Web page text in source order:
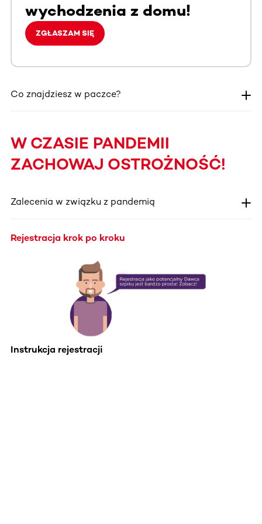
wychodzenia z domu!
ZGŁASZAM SIĘ
Co znajdziesz w paczce?
W CZASIE PANDEMII
ZACHOWAJ OSTROŻNOŚĆ!
Zalecenia w związku z pandemią
Rejestracja krok po kroku
Instrukcja rejestracji